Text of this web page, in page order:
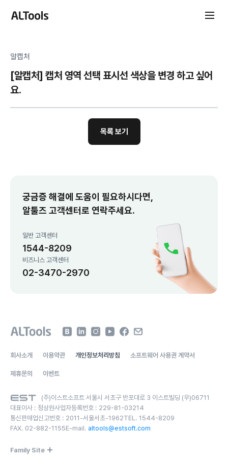
알캡처
[알캡처] 캡처 영역 선택 표시선 색상을 변경 하고 싶어
요.
목록 보기
궁금증 해결에 도움이 필요하시다면,
알툴즈 고객센터로 연락주세요.
일반 고객센터
1544-8209
비즈니스 고객센터
02-3470-2970
회사소개 이용약관 개인정보처리방침 소프트웨어 사용권 계약서
제휴문의 이벤트
(주)이스트소프트 서울시 서초구 반포대로 3 이스트빌딩 (우)06711
대표이사 : 정상원사업자등록번호 : 229-81-03214
통신판매업신고번호 : 2011-서울서초-1962TEL. 1544-8209
FAX. 02-882-1155E-mail. altools@estsoft.com
Family Site